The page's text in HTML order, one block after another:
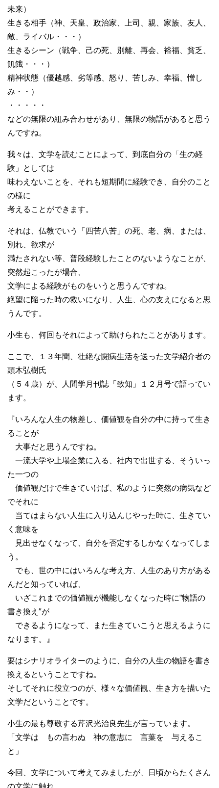
未来）
生きる相手（神、天皇、政治家、上司、親、家族、友人、
敵、ライバル・・・）
生きるシーン（戦争、己の死、別離、再会、裕福、貧乏、
飢餓・・・）
精神状態（優越感、劣等感、怒り、苦しみ、幸福、憎し
み・・）
・・・・・
などの無限の組み合わせがあり、無限の物語があると思う
んですね。
我々は、文学を読むことによって、到底自分の「生の経
験」としては
味わえないことを、それも短期間に経験でき、自分のこと
の様に
考えることができます。
それは、仏教でいう「四苦八苦」の死、老、病、または、
別れ、欲求が
満たされない等、普段経験したことのないようなことが、
突然起こったが場合、
文学による経験がものをいうと思うんですね。
絶望に陥った時の救いになり、人生、心の支えになると思
うんです。
小生も、何回もそれによって助けられたことがあります。
ここで、１３年間、壮絶な闘病生活を送った文学紹介者の
頭木弘樹氏
（５４歳）が、人間学月刊誌「致知」１２月号で語ってい
ます。
『いろんな人生の物差し、価値観を自分の中に持って生き
ることが
大事だと思うんですね。
一流大学や上場企業に入る、社内で出世する、そういっ
た一つの
価値観だけで生きていけば、私のように突然の病気など
でそれに
当てはまらない人生に入り込んじやった時に、生きてい
く意味を
見出せなくなって、自分を否定するしかなくなってしま
う。
でも、世の中にはいろんな考え方、人生のあり方がある
んだと知っていれば、
いざこれまでの価値観が機能しなくなった時に”物語の
書き換え″が
できるようになって、また生きていこうと思えるように
なります。』
要はシナリオライターのように、自分の人生の物語を書き
換えるということですね。
そしてそれに役立つのが、様々な価値観、生き方を描いた
文学だということです。
小生の最も尊敬する芹沢光治良先生が言っています。
「文学は もの言わぬ 神の意志に 言葉を 与えるこ
と」
今回、文学について考えてみましたが、日頃からたくさん
の文学に触れ、